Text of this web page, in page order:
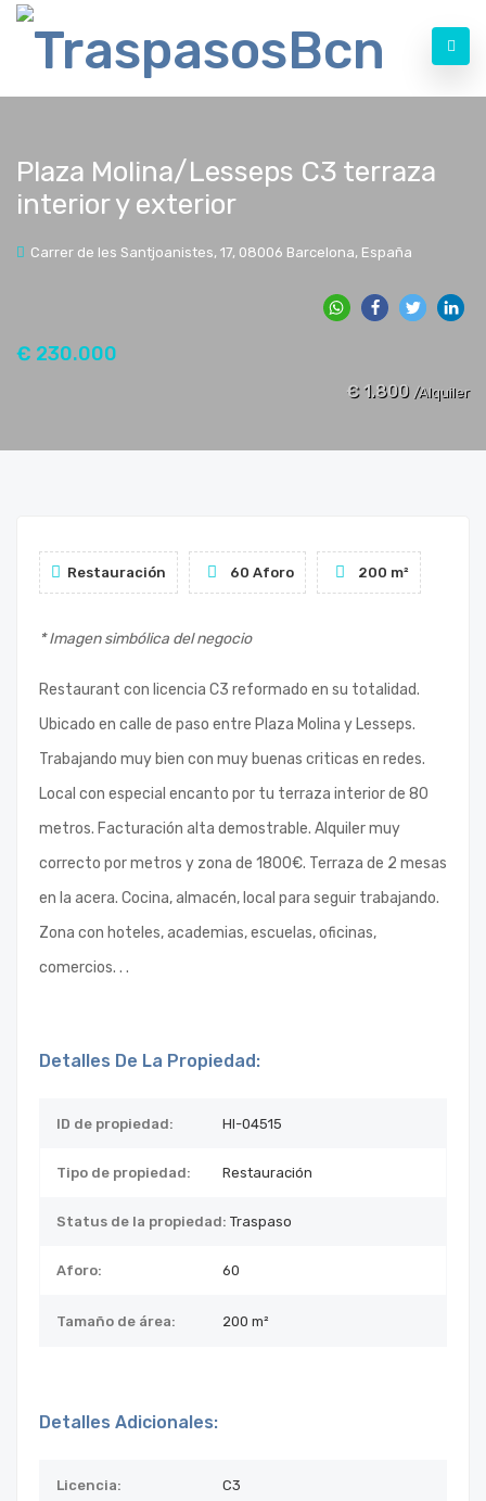
Plaza Molina/Lesseps C3 terraza
interior y exterior
Carrer de les Santjoanistes, 17, 08006 Barcelona, España
€ 230.000
€ 1.800 /Alquiler
Restauración 60 Aforo 200 m²
* Imagen simbólica del negocio
Restaurant con licencia C3 reformado en su totalidad.
Ubicado en calle de paso entre Plaza Molina y Lesseps.
Trabajando muy bien con muy buenas criticas en redes.
Local con especial encanto por tu terraza interior de 80
metros. Facturación alta demostrable. Alquiler muy
correcto por metros y zona de 1800€. Terraza de 2 mesas
en la acera. Cocina, almacén, local para seguir trabajando.
Zona con hoteles, academias, escuelas, oficinas,
comercios. . .
Detalles De La Propiedad:
ID de propiedad: HI-04515
Tipo de propiedad: Restauración
Status de la propiedad: Traspaso
Aforo: 60
Tamaño de área: 200 m²
Detalles Adicionales:
Licencia: C3